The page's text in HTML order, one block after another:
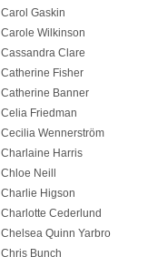
Carol Gaskin
Carole Wilkinson
Cassandra Clare
Catherine Fisher
Catherine Banner
Celia Friedman
Cecilia Wennerström
Charlaine Harris
Chloe Neill
Charlie Higson
Charlotte Cederlund
Chelsea Quinn Yarbro
Chris Bunch